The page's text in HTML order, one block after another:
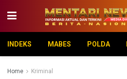
INDEKS MABES POLDA
Home Kriminal